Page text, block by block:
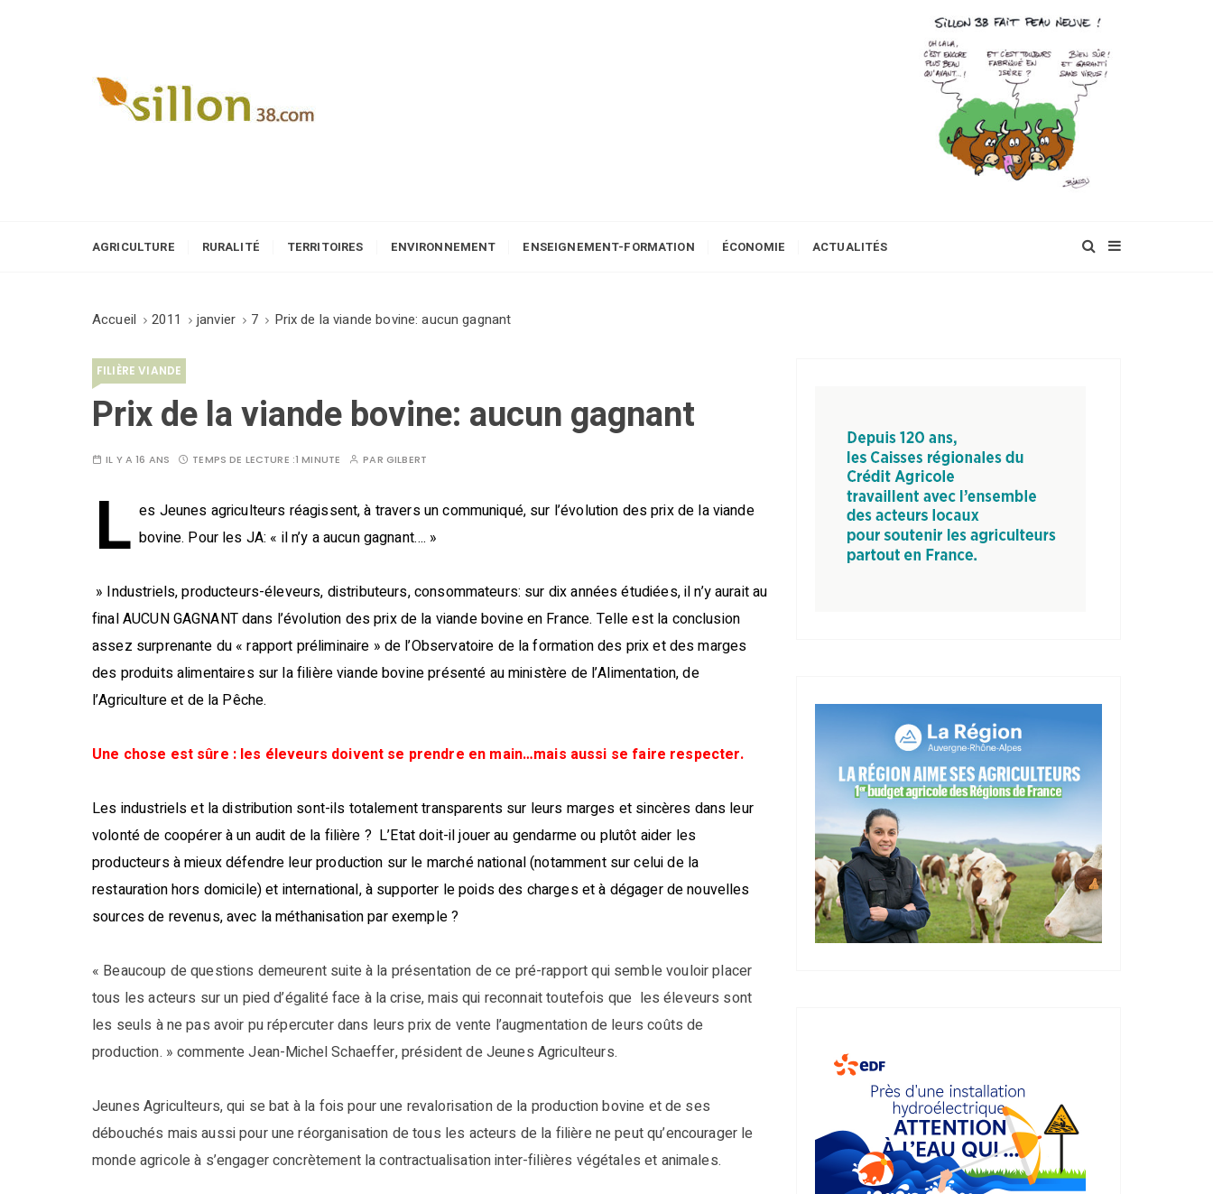
AGRICULTURE RURALITÉ TERRITOIRES ENVIRONNEMENT ENSEIGNEMENT-FORMATION ÉCONOMIE ACTUALITÉS
Accueil 2011 janvier 7 Prix de la viande bovine: aucun gagnant
FILIÈRE VIANDE
Prix de la viande bovine: aucun gagnant
IL Y A 16 ANS TEMPS DE LECTURE :1 MINUTE PAR GILBERT
L es Jeunes agriculteurs réagissent, à travers un communiqué, sur l’évolution des prix de la viande
bovine. Pour les JA: « il n’y a aucun gagnant…. »
» Industriels, producteurs-éleveurs, distributeurs, consommateurs: sur dix années étudiées, il n’y aurait au
final AUCUN GAGNANT dans l’évolution des prix de la viande bovine en France. Telle est la conclusion
assez surprenante du « rapport préliminaire » de l’Observatoire de la formation des prix et des marges
des produits alimentaires sur la filière viande bovine présenté au ministère de l’Alimentation, de
l’Agriculture et de la Pêche.
Une chose est sûre : les éleveurs doivent se prendre en main…mais aussi se faire respecter.
Les industriels et la distribution sont-ils totalement transparents sur leurs marges et sincères dans leur
volonté de coopérer à un audit de la filière ? L’Etat doit-il jouer au gendarme ou plutôt aider les
producteurs à mieux défendre leur production sur le marché national (notamment sur celui de la
restauration hors domicile) et international, à supporter le poids des charges et à dégager de nouvelles
sources de revenus, avec la méthanisation par exemple ?
« Beaucoup de questions demeurent suite à la présentation de ce pré-rapport qui semble vouloir placer
tous les acteurs sur un pied d’égalité face à la crise, mais qui reconnait toutefois que les éleveurs sont
les seuls à ne pas avoir pu répercuter dans leurs prix de vente l’augmentation de leurs coûts de
production. » commente Jean-Michel Schaeffer, président de Jeunes Agriculteurs.
Jeunes Agriculteurs, qui se bat à la fois pour une revalorisation de la production bovine et de ses
débouchés mais aussi pour une réorganisation de tous les acteurs de la filière ne peut qu’encourager le
monde agricole à s’engager concrètement la contractualisation inter-filières végétales et animales.